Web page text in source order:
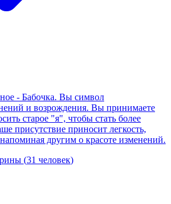
- Бабочка. Вы символ
и возрождения. Вы принимаете
старое "я", чтобы стать более
присутствие приносит легкость,
другим о красоте изменений.
(31 человек)